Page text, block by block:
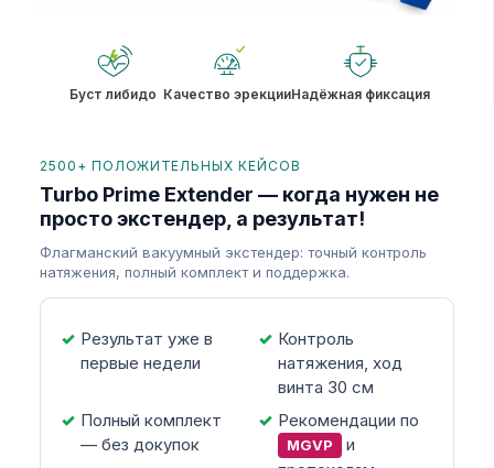
Буст либидо Качество эрекцииНадёжная фиксация
2500+ ПОЛОЖИТЕЛЬНЫХ КЕЙСОВ
Turbo Prime Extender — когда нужен не
просто экстендер, а результат!
Флагманский вакуумный экстендер: точный контроль
натяжения, полный комплект и поддержка.
Результат уже в
первые недели
Контроль
натяжения, ход
винта 30 см
Полный комплект
— без докупок
Рекомендации по
MGVP
и